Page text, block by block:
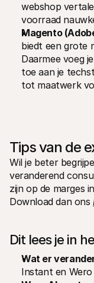
webshop
voorraad
Magento
biedt een grote
Daarmee voeg
toe aan je
tot maatwerk
Tips van de
Wil je beter
veranderend
zijn op de marges
Download dan ons
Dit lees je in
Wat er
Instant en Wero